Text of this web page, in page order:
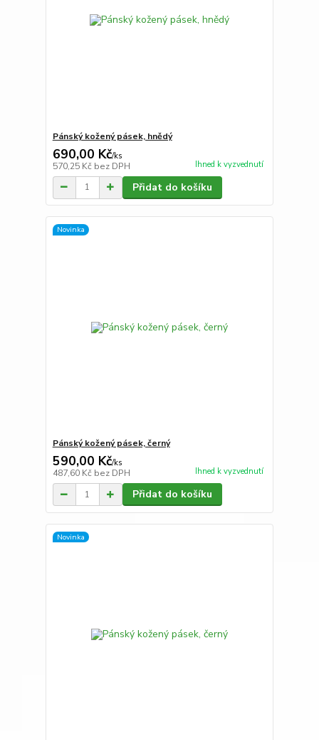
Pánský kožený pásek, hnědý
690,00 Kč/ks
570,25 Kč bez DPH Ihned k vyzvednutí
Přidat do košíku
Novinka
Pánský kožený pásek, černý
590,00 Kč/ks
487,60 Kč bez DPH Ihned k vyzvednutí
Přidat do košíku
Novinka